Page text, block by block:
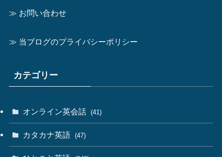
≫ お問い合わせ
≫ 当ブログのプライバシーポリシー
カテゴリー
オンライン英会話 (41)
カタカナ英語 (47)